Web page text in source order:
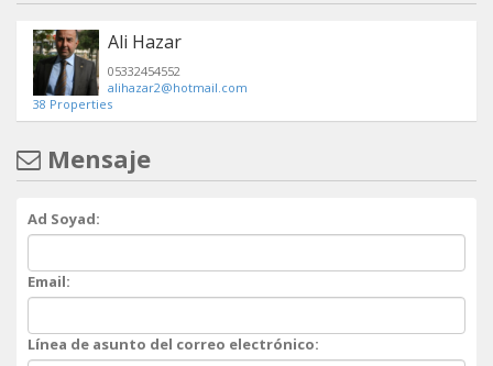
Ali Hazar
05332454552
alihazar2@hotmail.com
38 Properties
Mensaje
Ad Soyad:
Email:
Línea de asunto del correo electrónico: